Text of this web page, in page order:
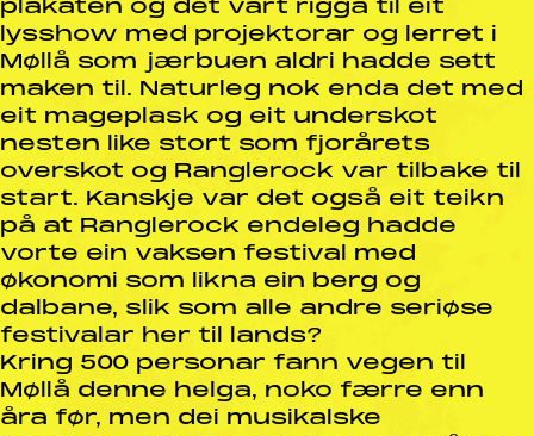
plakaten og det vart rigga til eit
lysshow med projektorar og lerret i
Møllå som jærbuen aldri hadde sett
maken til. Naturleg nok enda det med
eit mageplask og eit underskot
nesten like stort som fjorårets
overskot og Ranglerock var tilbake til
start. Kanskje var det også eit teikn
på at Ranglerock endeleg hadde
vorte ein vaksen festival med
økonomi som likna ein berg og
dalbane, slik som alle andre seriøse
festivalar her til lands?
Kring 500 personar fann vegen til
Møllå denne helga, noko færre enn
åra før, men dei musikalske